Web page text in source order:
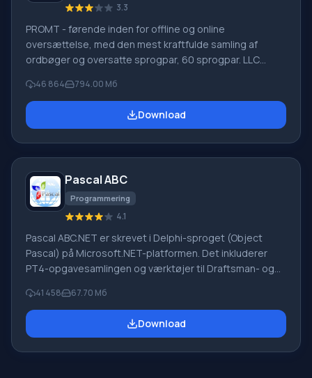
3.3
PROMT - førende inden for offline og online
oversættelse, med den mest kraftfulde samling af
ordbøger og oversatte sprogpar, 60 sprogpar. LLC
oversættelsessystemer til private brugere og
virksomheder. PROMT-software giver oversættelse af
enhver tekst ved hjælp af indbyggede ordbøger,
udenlandsk firma
46 864 794.00 Мб
Download
Pascal ABC
Programmering
4.1
Pascal ABC.NET er skrevet i Delphi-sproget (Object
Pascal) på Microsoft.NET-platformen. Det inkluderer
PT4-opgavesamlingen og værktøjer til Draftsman- og
lærer programmering. Hovedformålet med Pascal
ABC.NET-programmeringssystemet er at studere og
undervise i moderne programmeringssprog. Funktioner
41 458 67.70 Мб
Download